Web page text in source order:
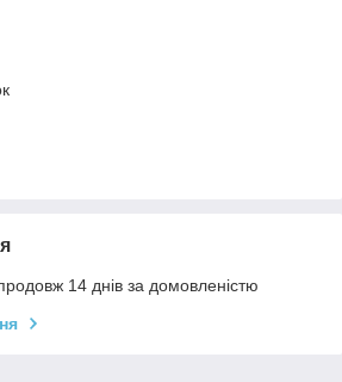
14 днів за домовленістю